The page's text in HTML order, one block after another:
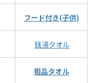
フード付き(子供)
銭湯タオル
粗品タオル